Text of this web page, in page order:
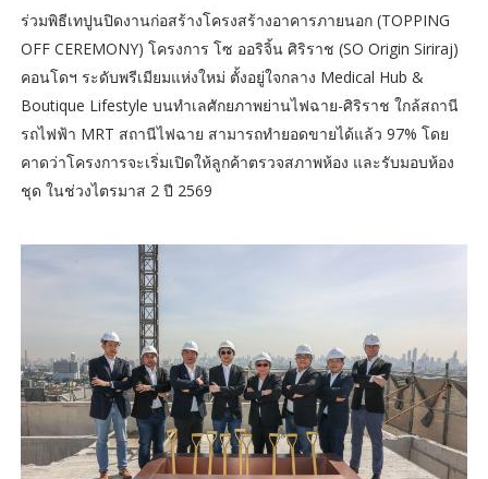
ร่วมพิธีเทปูนปิดงานก่อสร้างโครงสร้างอาคารภายนอก (TOPPING
OFF CEREMONY) โครงการ โซ ออริจิ้น ศิริราช (SO Origin Siriraj)
คอนโดฯ ระดับพรีเมียมแห่งใหม่ ตั้งอยู่ใจกลาง Medical Hub &
Boutique Lifestyle บนทำเลศักยภาพย่านไฟฉาย-ศิริราช ใกล้สถานี
รถไฟฟ้า MRT สถานีไฟฉาย สามารถทำยอดขายได้แล้ว 97% โดย
คาดว่าโครงการจะเริ่มเปิดให้ลูกค้าตรวจสภาพห้อง และรับมอบห้อง
ชุด ในช่วงไตรมาส 2 ปี 2569